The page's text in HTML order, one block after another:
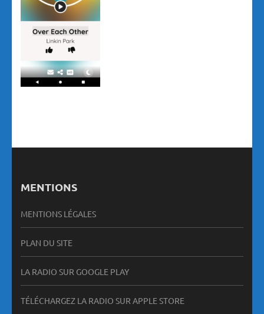
MENTIONS
MENTIONS LÉGALES
PLAN DU SITE
LA RADIO SUR GOOGLE PLAY
TÉLÉCHARGEZ LA RADIO SUR APPLE STORE